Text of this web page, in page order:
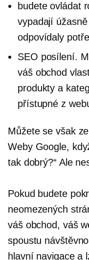
budete ovládat
vypadají
odpovídaly
SEO posílení.
váš obchod
produkty a
přístupné z
Můžete se však
Weby Google,
tak dobrý?“ Ale
Pokud budete
neomezených
váš obchod, váš
spoustu
hlavní navigace a